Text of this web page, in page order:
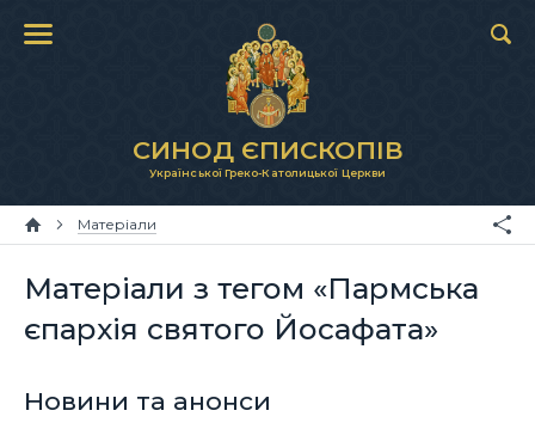
СИНОД ЄПИСКОПІВ
Української Греко-Католицької Церкви
Матеріали
Матеріали з тегом «Пармська
єпархія святого Йосафата»
Новини та анонси